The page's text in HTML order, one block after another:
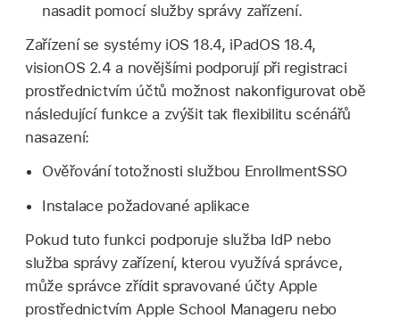
nasadit pomocí služby správy zařízení.
Zařízení se systémy iOS 18.4, iPadOS 18.4,
visionOS 2.4 a novějšími podporují při registraci
prostřednictvím účtů možnost nakonfigurovat obě
následující funkce a zvýšit tak flexibilitu scénářů
nasazení:
Ověřování totožnosti službou EnrollmentSSO
Instalace požadované aplikace
Pokud tuto funkci podporuje služba IdP nebo
služba správy zařízení, kterou využívá správce,
může správce zřídit spravované účty Apple
prostřednictvím Apple School Manageru nebo